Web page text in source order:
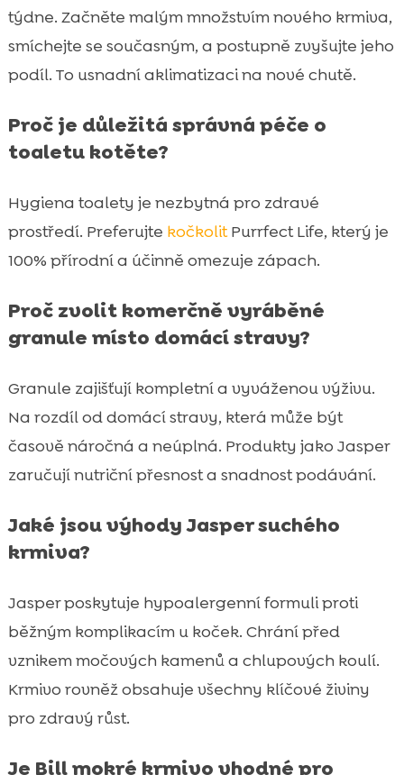
týdne. Začněte malým množstvím nového krmiva,
smíchejte se současným, a postupně zvyšujte jeho
podíl. To usnadní aklimatizaci na nové chutě.
Proč je důležitá správná péče o
toaletu kotěte?
Hygiena toalety je nezbytná pro zdravé
prostředí. Preferujte kočkolitPurrfect Life, který je
100% přírodní a účinně omezuje zápach.
Proč zvolit komerčně vyráběné
granule místo domácí stravy?
Granule zajišťují kompletní a vyváženou výživu.
Na rozdíl od domácí stravy, která může být
časově náročná a neúplná. Produkty jako Jasper
zaručují nutriční přesnost a snadnost podávání.
Jaké jsou výhody Jasper suchého
krmiva?
Jasper poskytuje hypoalergenní formuli proti
běžným komplikacím u koček. Chrání před
vznikem močových kamenů a chlupových koulí.
Krmivo rovněž obsahuje všechny klíčové živiny
pro zdravý růst.
Je Bill mokré krmivo vhodné pro